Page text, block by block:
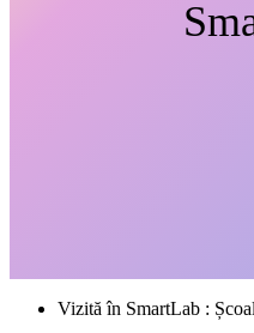
Vizită în SmartLab :